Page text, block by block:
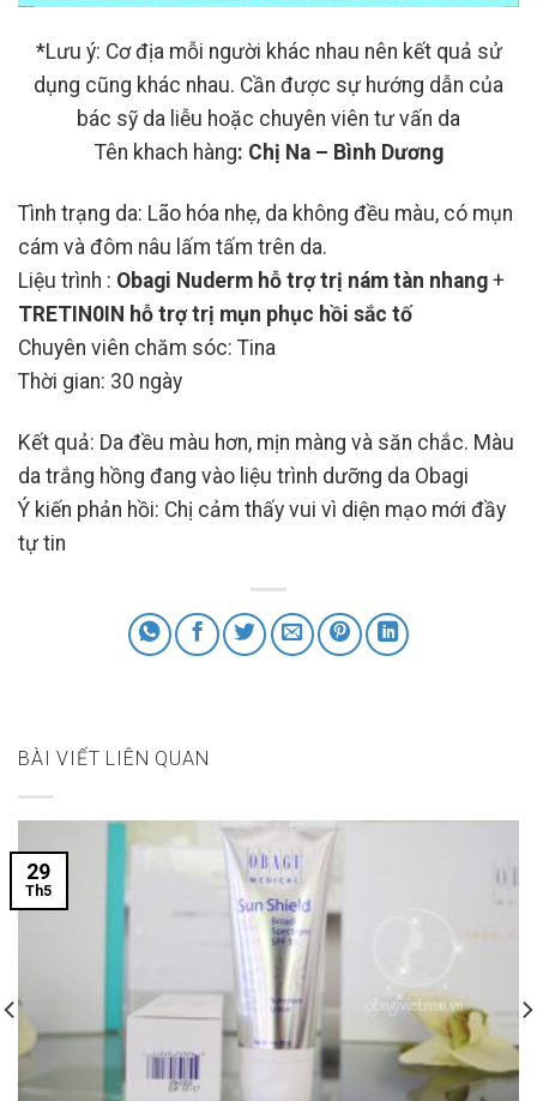
*Lưu ý: Cơ địa mỗi người khác nhau nên kết quả sử
dụng cũng khác nhau. Cần được sự hướng dẫn của
bác sỹ da liễu hoặc chuyên viên tư vấn da
Tên khach hàng: Chị Na – Bình Dương
Tình trạng da: Lão hóa nhẹ, da không đều màu, có mụn
cám và đôm nâu lấm tấm trên da.
Liệu trình : Obagi Nuderm hỗ trợ trị nám tàn nhang +
TRETIN0IN hỗ trợ trị mụn phục hồi sắc tố
Chuyên viên chăm sóc: Tina
Thời gian: 30 ngày
Kết quả: Da đều màu hơn, mịn màng và săn chắc. Màu
da trắng hồng đang vào liệu trình dưỡng da Obagi
Ý kiến phản hồi: Chị cảm thấy vui vì diện mạo mới đầy
tự tin
BÀI VIẾT LIÊN QUAN
29
Th5